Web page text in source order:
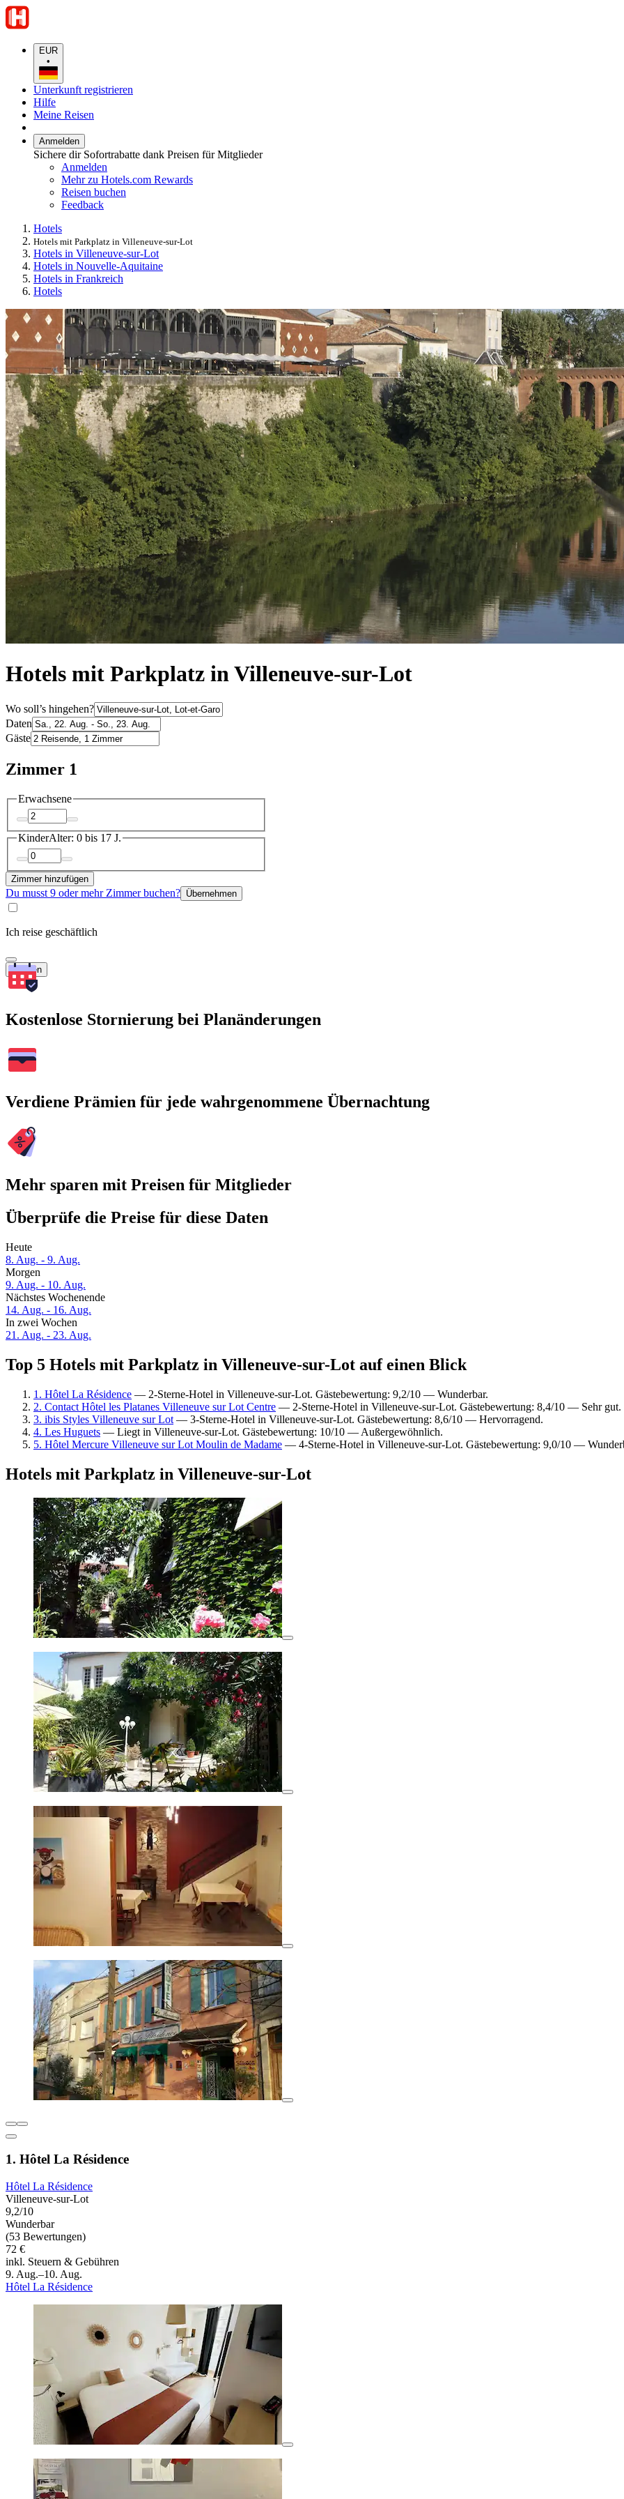
EUR
•
Unterkunft registrieren
Hilfe
Meine Reisen
Anmelden
Sichere dir Sofortrabatte dank Preisen für Mitglieder
Anmelden
Mehr zu Hotels.com Rewards
Reisen buchen
Feedback
Hotels
Hotels mit Parkplatz in Villeneuve-sur-Lot
Hotels in Villeneuve-sur-Lot
Hotels in Nouvelle-Aquitaine
Hotels in Frankreich
Hotels
Hotels mit Parkplatz in Villeneuve-sur-Lot
Wo soll’s hingehen?
Daten
Gäste
Zimmer 1
Erwachsene
KinderAlter: 0 bis 17 J.
Zimmer hinzufügen
Du musst 9 oder mehr Zimmer buchen? Übernehmen
Ich reise geschäftlich
Suchen
Kostenlose Stornierung bei Planänderungen
Verdiene Prämien für jede wahrgenommene Übernachtung
Mehr sparen mit Preisen für Mitglieder
Überprüfe die Preise für diese Daten
Heute
8. Aug. - 9. Aug.
Morgen
9. Aug. - 10. Aug.
Nächstes Wochenende
14. Aug. - 16. Aug.
In zwei Wochen
21. Aug. - 23. Aug.
Top 5 Hotels mit Parkplatz in Villeneuve-sur-Lot auf einen Blick
1. Hôtel La Résidence — 2-Sterne-Hotel in Villeneuve-sur-Lot. Gästebewertung: 9,2/10 — Wunderbar.
2. Contact Hôtel les Platanes Villeneuve sur Lot Centre — 2-Sterne-Hotel in Villeneuve-sur-Lot. Gästebewertung: 8,4/10 — Sehr gut.
3. ibis Styles Villeneuve sur Lot — 3-Sterne-Hotel in Villeneuve-sur-Lot. Gästebewertung: 8,6/10 — Hervorragend.
4. Les Huguets — Liegt in Villeneuve-sur-Lot. Gästebewertung: 10/10 — Außergewöhnlich.
5. Hôtel Mercure Villeneuve sur Lot Moulin de Madame — 4-Sterne-Hotel in Villeneuve-sur-Lot. Gästebewertung: 9,0/10 —
Hotels mit Parkplatz in Villeneuve-sur-Lot
1. Hôtel La Résidence
Hôtel La Résidence
Villeneuve-sur-Lot
9,2/10
Wunderbar
(53 Bewertungen)
72 €
inkl. Steuern & Gebühren
9. Aug.–10. Aug.
Hôtel La Résidence